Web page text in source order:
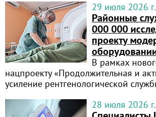
29 июля 2026 г.
Районные
000 000
проекту
В рамках
нацпроекту «Продолжительная и
усиление рентгенологической
28 июля 2026 г.